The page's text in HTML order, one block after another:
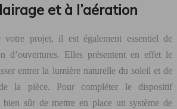
et à l’aération
votre projet, il est également essentiel de
d’ouvertures. Elles présentent en effet le
entrer la lumière naturelle du soleil et de
de la pièce. Pour compléter le dispositif
bien sûr de mettre en place un système de